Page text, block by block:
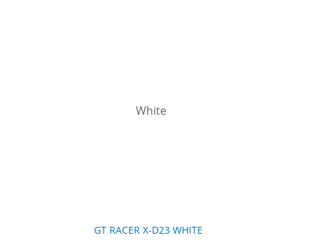
GT RACER X-D23 WHITE